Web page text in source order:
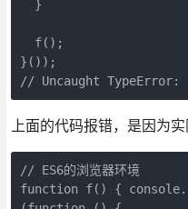
  }
  f();
}());
上面的代码报错，是因为
// ES6的浏览器环境
function f() {